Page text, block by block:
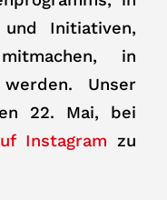
Initiativen,
in
Unser
22. Mai, bei
Instagram zu